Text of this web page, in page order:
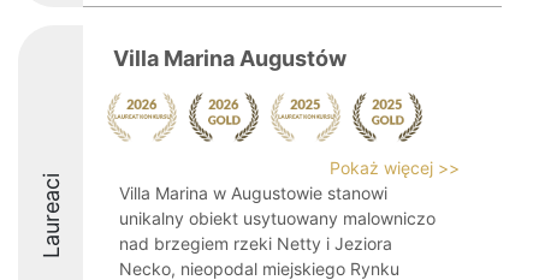
Laureaci
Villa Marina Augustów
Pokaż więcej >>
Villa Marina w Augustowie stanowi
unikalny obiekt usytuowany malowniczo
nad brzegiem rzeki Netty i Jeziora
Necko, nieopodal miejskiego Rynku